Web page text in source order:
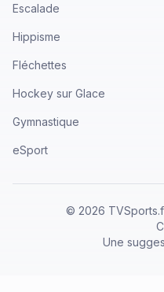
Escalade
Hippisme
Fléchettes
Hockey sur Glace
Gymnastique
eSport
© 2026
Une